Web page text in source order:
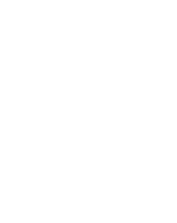
hinzufügen
hinzufügen
hinzufügen
hinzufügen